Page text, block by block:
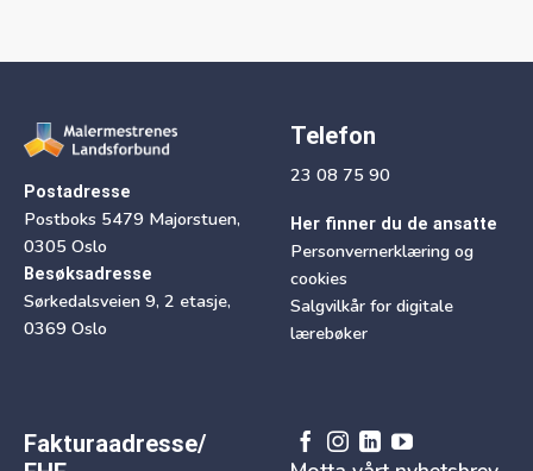
Postadresse
Postboks 5479 Majorstuen,
0305 Oslo
Besøksadresse
Sørkedalsveien 9, 2 etasje,
0369 Oslo
Telefon
23 08 75 90
Her finner du de ansatte
Personvernerklæring og
cookies
Salgvilkår for digitale
lærebøker
Fakturaadresse/